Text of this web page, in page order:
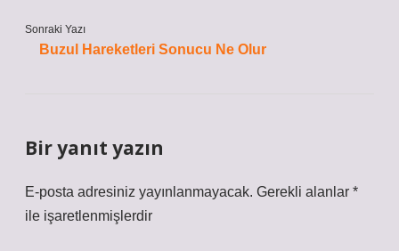
Sonraki Yazı
Buzul Hareketleri Sonucu Ne Olur
Bir yanıt yazın
E-posta adresiniz yayınlanmayacak. Gerekli alanlar *
ile işaretlenmişlerdir